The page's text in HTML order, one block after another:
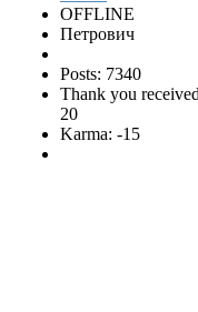
OFFLINE
Петрович
Posts: 7340
Thank you
20
Karma: -15